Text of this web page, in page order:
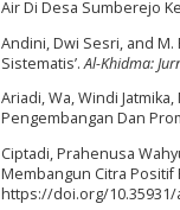
Air Di Desa Sumberejo
Andini, Dwi Sesri, and M.
Sistematis’.Al-Khidma:
Ariadi, Wa, Windi
Pengembangan Dan
Ciptadi, Prahenusa
Membangun Citra Positif
https://doi.org/10.35931/